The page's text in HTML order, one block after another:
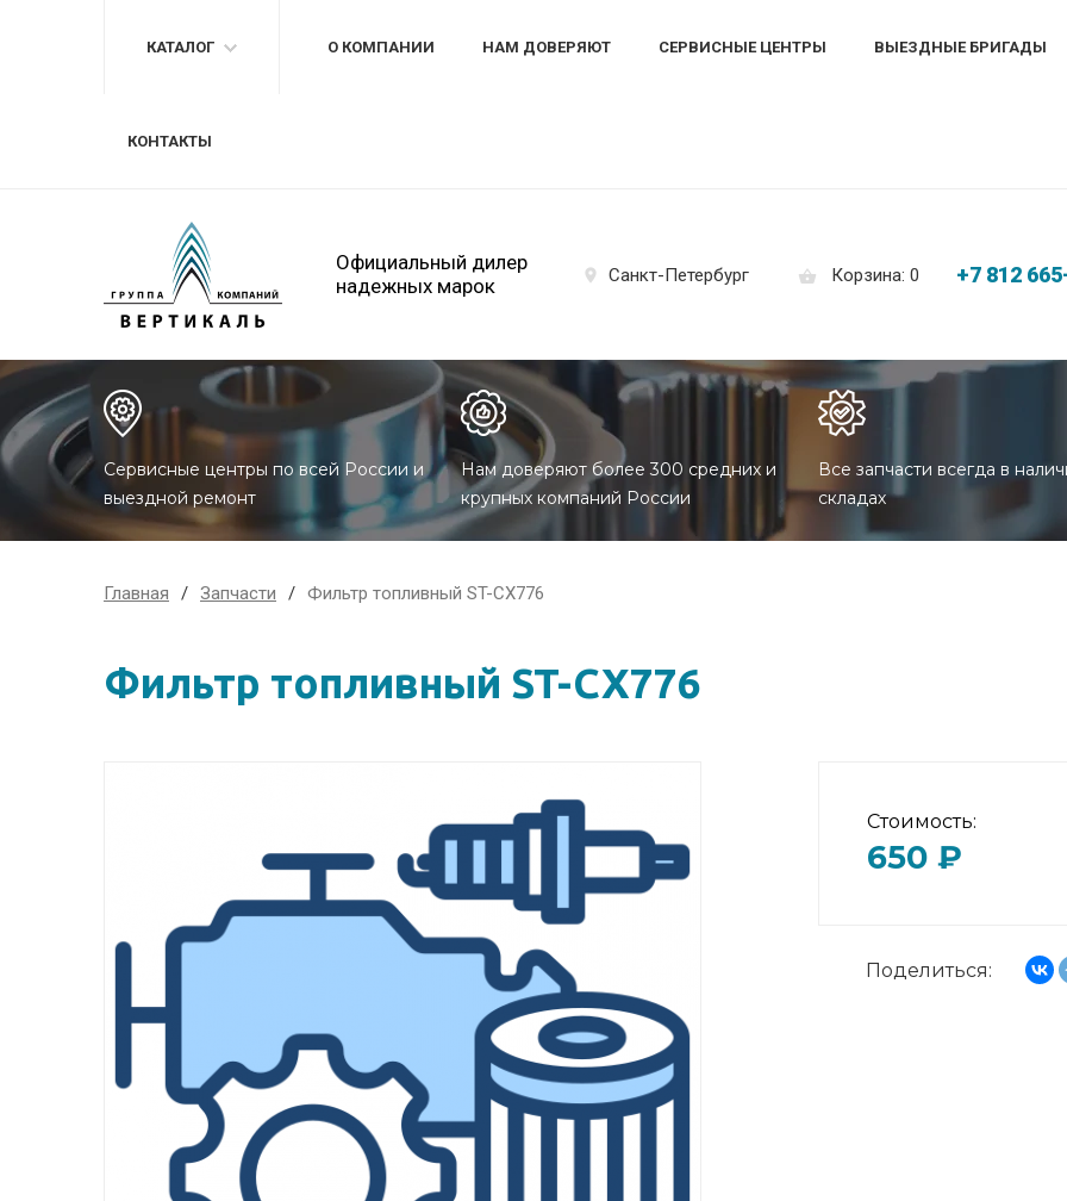
КАТАЛОГ О КОМПАНИИ НАМ ДОВЕРЯЮТ СЕРВИСНЫЕ ЦЕНТРЫ ВЫЕЗДНЫЕ БРИГАДЫ
КОНТАКТЫ
Официальный дилер
надежных марок
Санкт-Петербург Корзина: 0 +7 812
Сервисные центры по всей России и
выездной ремонт
Нам доверяют более 300 средних и
крупных компаний России
Все запчасти всегда в
складах
Главная Запчасти Фильтр топливный ST-CX776
Фильтр топливный ST-CX776
Стоимость:
650 ₽
Поделиться: